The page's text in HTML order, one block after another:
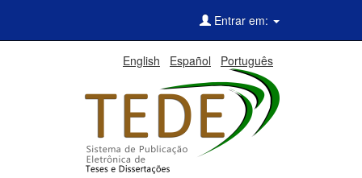
Entrar em:
English Español Português